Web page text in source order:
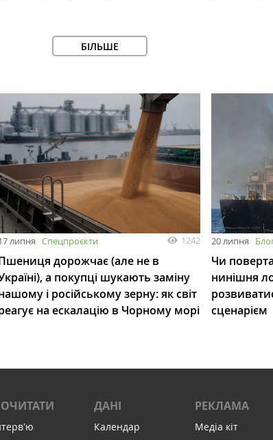
БІЛЬШЕ
липня Спецпроєкти 1242
дорожчає (але не в
а покупці шукають заміну
і російському зерну: як світ
на ескалацію в Чорному морі
20 липня
Чи
нинішня
сценарієм
ДАНІ
Календар
РЕКЛАМА
Медіа кіт